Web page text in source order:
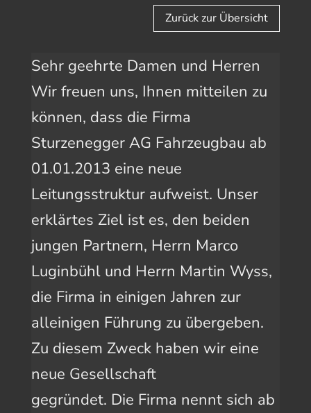
Zurück zur Übersicht
Sehr geehrte Damen und Herren
Wir freuen uns, Ihnen mitteilen zu
können, dass die Firma
Sturzenegger AG Fahrzeugbau ab
01.01.2013 eine neue
Leitungsstruktur aufweist. Unser
erklärtes Ziel ist es, den beiden
jungen Partnern, Herrn Marco
Luginbühl und Herrn Martin Wyss,
die Firma in einigen Jahren zur
alleinigen Führung zu übergeben.
Zu diesem Zweck haben wir eine
neue Gesellschaft
gegründet. Die Firma nennt sich ab